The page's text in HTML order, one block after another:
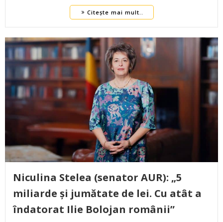
Citește mai mult..
Niculina Stelea (senator AUR): „5
miliarde și jumătate de lei. Cu atât a
îndatorat Ilie Bolojan românii”